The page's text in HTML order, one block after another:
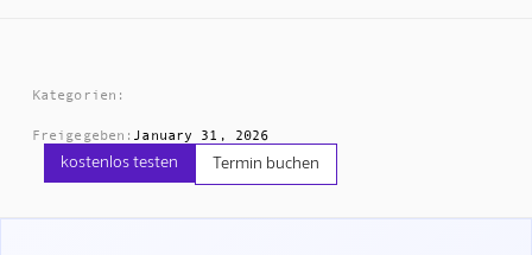
Kategorien:
Freigegeben: January 31, 2026
kostenlos testen Termin buchen